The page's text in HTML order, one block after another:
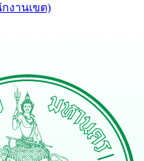
งานเขต)